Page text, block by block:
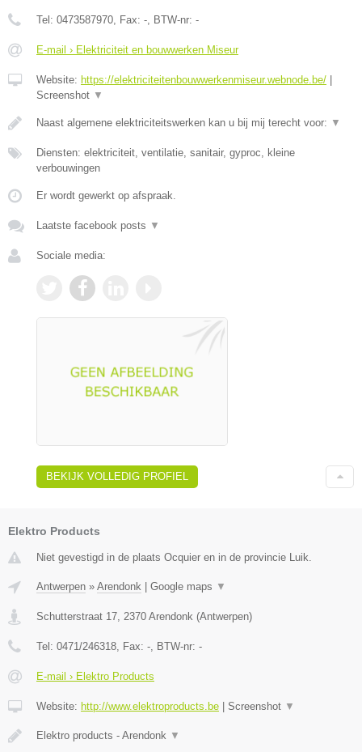
Tel: 0473587970 , Fax: - , BTW-nr: -
E-mail › Elektriciteit en bouwwerken Miseur
Website: https://elektriciteitenbouwwerkenmiseur.webnode.be/
Screenshot ▼
Naast algemene elektriciteitswerken kan u bij mij terecht voor: ▼
Diensten: elektriciteit, ventilatie, sanitair, gyproc, kleine
verbouwingen
Er wordt gewerkt op afspraak.
Laatste facebook posts ▼
Sociale media:
BEKIJK VOLLEDIG PROFIEL
Elektro Products
Niet gevestigd in de plaats Ocquier en in de provincie Luik.
Antwerpen » Arendonk | Google maps ▼
Schutterstraat 17 2370 Arendonk (Antwerpen)
Tel: 0471/246318 , Fax: - , BTW-nr: -
E-mail › Elektro Products
Website: http://www.elektroproducts.be | Screenshot ▼
Elektro products - Arendonk ▼